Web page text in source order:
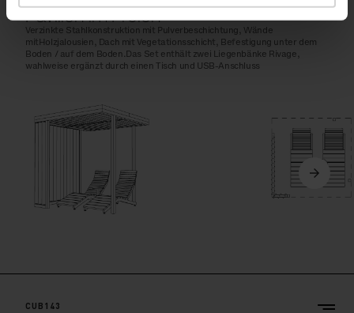
Pavillon im Freien
Verzinkte Stahlkonstruktion mit Pulverbeschichtung, Wände
mitHolzjalousien, Dach mit Vegetationsschicht, Befestigung unter dem
Boden / auf dem Boden.Das Set enthält zwei Liegenbänke Rivage,
wahlweise ergänzt durch einen Tisch und USB-Anschluss
CUB143